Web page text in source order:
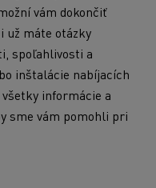
vám dokončiť
už máte otázky
spoľahlivosti a
inštalácie nabíjacích
informácie a
sme vám pomohli pri